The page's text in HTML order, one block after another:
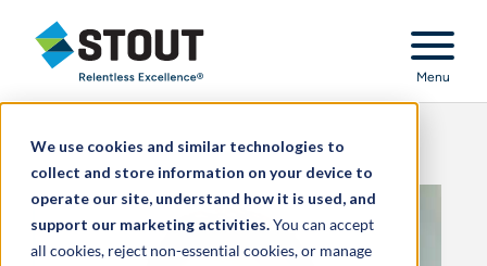
We use cookies and similar technologies to
collect and store information on your device to
operate our site, understand how it is used, and
support our marketing activities.You can accept
all cookies, reject non-essential cookies, or manage
Stout Relentless Excellence
Menu